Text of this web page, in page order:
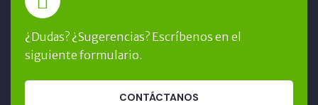
¿Dudas? ¿Sugerencias? Escríbenos en el
siguiente formulario.
CONTÁCTANOS